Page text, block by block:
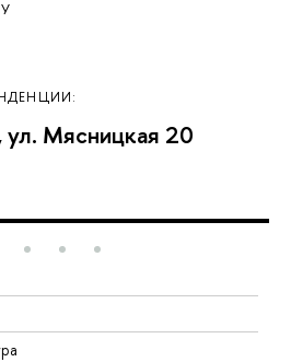
Мясницкая 20